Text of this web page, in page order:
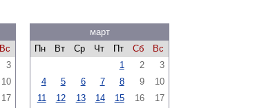
Вс
3
10
17
март
Пн
Вт Ср Чт Пт Сб
Вс
1
2
3
4
5 6 7 8 9
10
11
12 13 14 15 16
17